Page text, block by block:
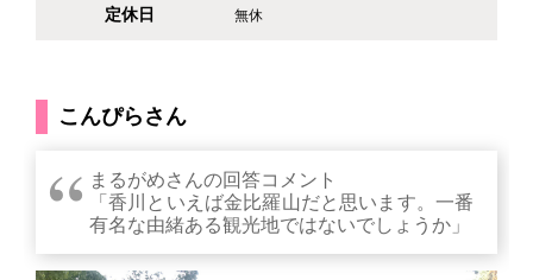
定休日 無休
こんぴらさん
まるがめさんの回答コメント
「香川といえば金比羅山だと思います。一番
有名な由緒ある観光地ではないでしょうか」